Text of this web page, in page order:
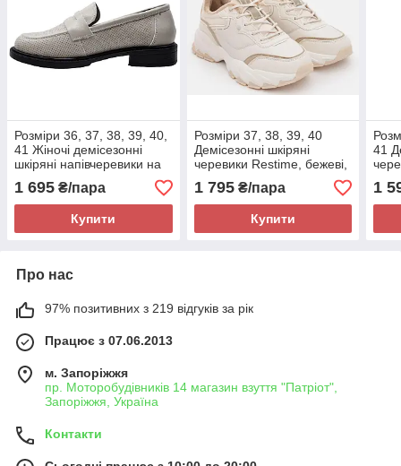
Розміри 36, 37, 38, 39, 40,
41 Жіночі демісезонні
шкіряні напівчеревики на
легкі та зручні
1 695 ₴/пара
Купити
Розміри 37, 38, 39, 40
Демісезонні шкіряні
черевики Restime, бежеві,
на підошві з піни, легкі та
зручні
1 795₴/пара
Купити
41
1
Про нас
97% позитивних з 219 відгуків за рік
Працює з 07.06.2013
м. Запоріжжя
пр. Моторобудівників 14 магазин взуття "Патріот",
Запоріжжя, Україна
Контакти